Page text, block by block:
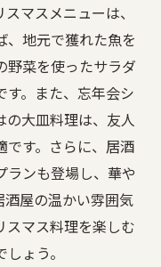
マスメニューは、
、地元で獲れた魚を
野菜を使ったサラダ
す。また、忘年会シ
大皿料理は、友人
です。さらに、居酒
ランも登場し、華や
酒屋の温かい雰囲気
スマス料理を楽しむ
ょう。